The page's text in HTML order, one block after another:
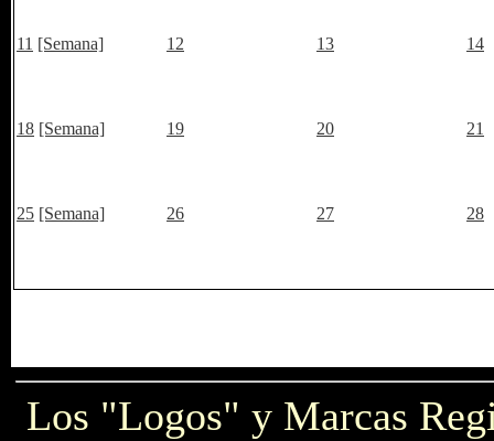
11 [Semana] 12 13 14
18 [Semana] 19 20 21
25 [Semana] 26 27 28
Los "Logos" y Marcas